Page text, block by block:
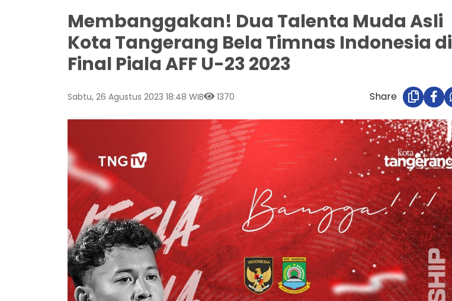
Membanggakan! Dua Talenta Muda Asli
Kota Tangerang Bela Timnas Indonesia di
Final Piala AFF U-23 2023
Sabtu, 26 Agustus 2023 18:48 WIB 1370 Share